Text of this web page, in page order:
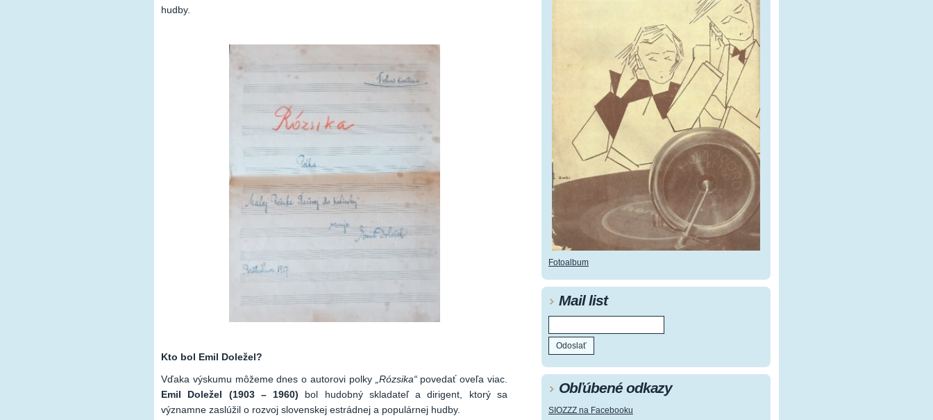
hudby.
Kto bol Emil Doležel?
Vďaka výskumu môžeme dnes o autorovi polky
„Rózsika“povedať oveľa viac.
Emil Doležel (1903 – 1960) bol hudobný skladateľ a dirigent, ktorý sa
významne zaslúžil o rozvoj slovenskej estrádnej a populárnej hudby.
Fotoalbum
Mail list
Obľúbené odkazy
SIOZZZ na Facebooku